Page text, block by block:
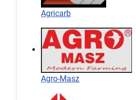
Agricarb
Agro-Masz